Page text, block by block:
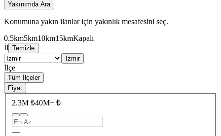
Yakınımda Ara
Konumuna yakın ilanlar için yakınlık mesafesini seç.
0.5km5km10km15kmKapalı
İl Temizle
İzmir
İlçe
Tüm İlçeler
Fiyat
2.3M ₺40M+ ₺
—